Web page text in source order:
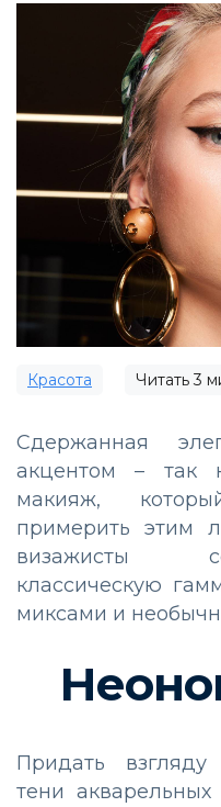
Красота Читать3
Сдержанная
акцентом – так
макияж,
примерить этим
визажисты
классическую
миксами и
Придать взгляду
тени